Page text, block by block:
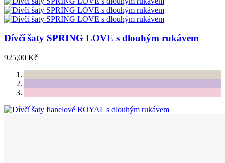
Dívčí šaty SPRING LOVE s dlouhým rukávem
925,00 Kč